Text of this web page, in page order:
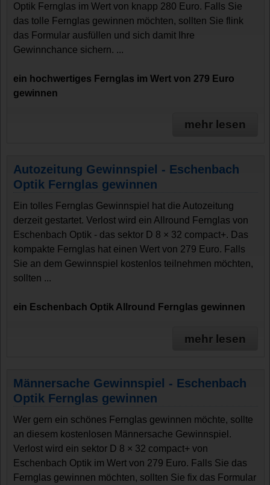
Optik Fernglas im Wert von knapp 280 Euro. Falls Sie
das tolle Fernglas gewinnen möchten, sollten Sie flink
das Formular ausfüllen und sich damit Ihre
Gewinnchance sichern. ...
ein hochwertiges Fernglas im Wert von 279 Euro
gewinnen
mehr lesen
Autozeitung Gewinnspiel - Eschenbach
Optik Fernglas gewinnen
Ein tolles Fernglas Gewinnspiel hat die Autozeitung
derzeit gestartet. Verlost wird ein Allround Fernglas von
Eschenbach Optik - das sektor D 8 × 32 compact+. Das
kompakte Fernglas hat einen Wert von 279 Euro. Falls
Sie an dem Gewinnspiel kostenlos teilnehmen möchten,
sollten ...
ein Eschenbach Optik Allround Fernglas gewinnen
mehr lesen
Männersache Gewinnspiel - Eschenbach
Optik Fernglas gewinnen
Wer gern ein schönes Fernglas gewinnen möchte, sollte
an diesem kostenlosen Männersache Gewinnspiel.
Verlost wird ein sektor D 8 × 32 compact+ von
Eschenbach Optik im Wert von 279 Euro. Falls Sie das
Fernglas gewinnen möchten, sollten Sie fix das Formular